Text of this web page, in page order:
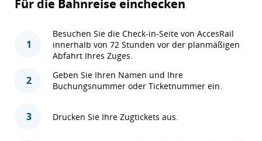
Für die Bahnreise einchecken
1
Besuchen Sie die Check-in-Seite von AccesRail
innerhalb von 72 Stunden vor der planmäßigen
Abfahrt Ihres Zuges.
2
Geben Sie Ihren Namen und Ihre
Buchungsnummer oder Ticketnummer ein.
3 Drucken Sie Ihre Zugtickets aus.